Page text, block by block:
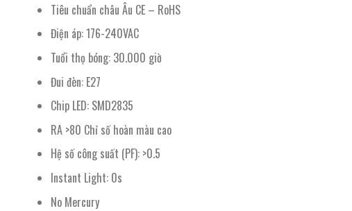
Tiêu chuẩn châu Âu CE – RoHS
Điện áp: 176-240VAC
Tuổi thọ bóng: 30.000 giờ
Đui đèn: E27
Chip LED: SMD2835
RA >80 Chỉ số hoàn màu cao
Hệ số công suất (PF): >0.5
Instant Light: 0s
No Mercury